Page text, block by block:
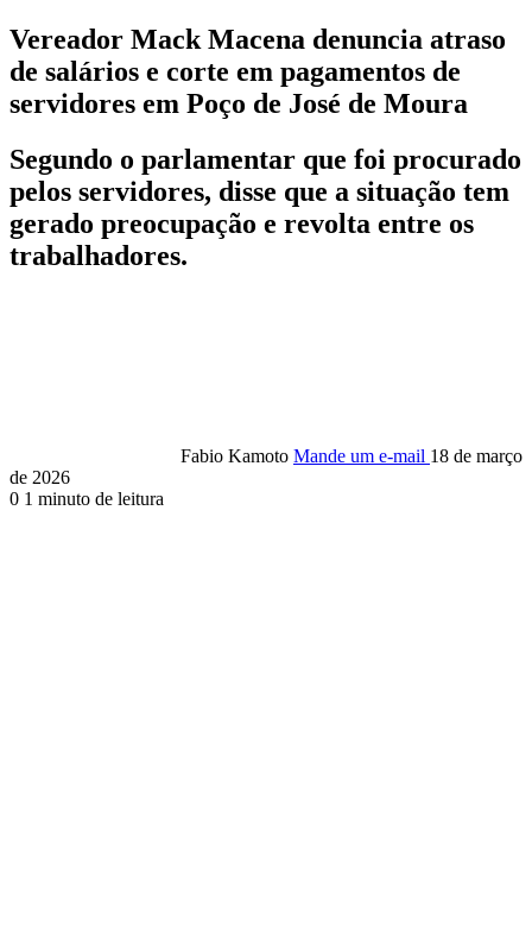
Vereador Mack Macena denuncia atraso
de salários e corte em pagamentos de
servidores em Poço de José de Moura
Segundo o parlamentar que foi procurado
pelos servidores, disse que a situação tem
gerado preocupação e revolta entre os
trabalhadores.
Fabio Kamoto Mande um e-mail 18 de março
de 2026
0 1 minuto de leitura